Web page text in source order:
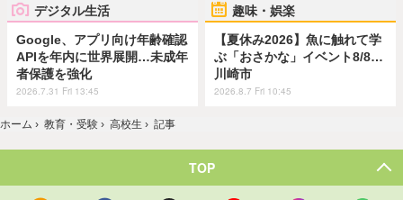
デジタル生活
Google、アプリ向け年齢確認
APIを年内に世界展開…未成年
者保護を強化
2026.7.31 Fri 13:45
趣味・娯楽
【夏休み2026】魚に触れて学
ぶ「おさかな」イベント8/8…
川崎市
2026.8.7 Fri 10:45
ホーム › 教育・受験 › 高校生 › 記事
TOP